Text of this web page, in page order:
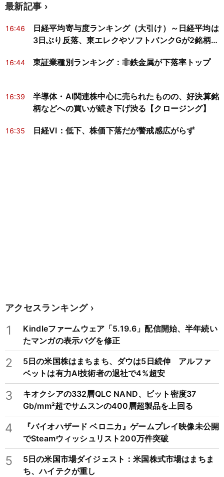
最新記事
16:46
日経平均寄与度ランキング（大引け）～日経平均は
3日ぶり反落、東エレクやソフトバンクGが2銘柄で
16:44 東証業種別ランキング：非鉄金属が下落率トップ
16:39
半導体・AI関連株中心に売られたものの、好決算銘
柄などへの買いが続き下げ渋る【クロージング】
16:35 日経VI：低下、株価下落だが警戒感広がらず
アクセスランキング
1
Kindleファームウェア「5.19.6」配信開始、半年続い
たマンガの表示バグを修正
2
5日の米国株はまちまち、ダウは5日続伸 アルファ
ベットは有力AI技術者の退社で4%超安
3
キオクシアの332層QLC NAND、ビット密度37
Gb/mm²超でサムスンの400層超製品を上回る
4
『バイオハザード ベロニカ』ゲームプレイ映像未公開
でSteamウィッシュリスト200万件突破
5
5日の米国市場ダイジェスト：米国株式市場はまちま
ち、ハイテクが重し